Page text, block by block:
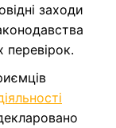
заходи
перевірок.